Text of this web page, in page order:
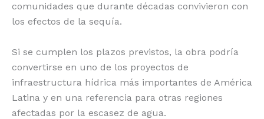
comunidades que durante décadas convivieron con
los efectos de la sequía.
Si se cumplen los plazos previstos, la obra podría
convertirse en uno de los proyectos de
infraestructura hídrica más importantes de América
Latina y en una referencia para otras regiones
afectadas por la escasez de agua.